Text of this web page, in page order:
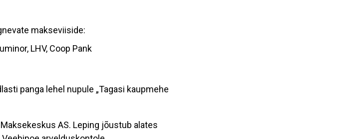
makseviiside:
LHV, Coop Pank
panga lehel nupule „Tagasi kaupmehe
Maksekeskus AS. Leping jõustub alates